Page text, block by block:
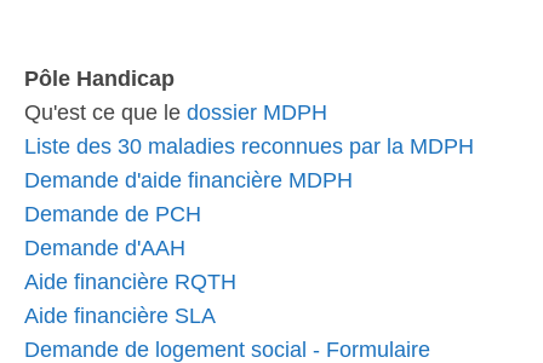
Pôle Handicap
Qu'est ce que le dossier MDPH
Liste des 30 maladies reconnues par la MDPH
Demande d'aide financière MDPH
Demande de PCH
Demande d'AAH
Aide financière RQTH
Aide financière SLA
Demande de logement social - Formulaire